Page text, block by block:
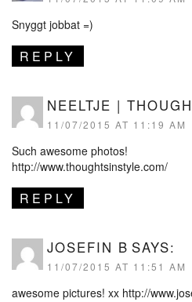
Snyggt jobbat =)
REPLY
NEELTJE |
11/07/2015 AT 11:19 AM
Such awesome photos!
http://www.thoughtsinstyle.com/
REPLY
JOSEFIN B SAYS:
11/07/2015 AT 11:51 AM
awesome pictures! xx http://